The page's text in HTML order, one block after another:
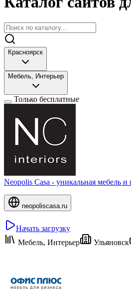
Красноярск
Мебель, Интерьер
Только бесплатные
Neopolis Casa - уникальная мебель и
neopoliscasa.ru
Начать загрузку
Мебель, Интерьер
Ульяновск